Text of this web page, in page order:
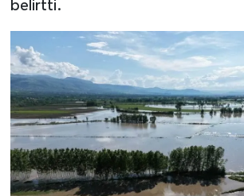
belirtti.